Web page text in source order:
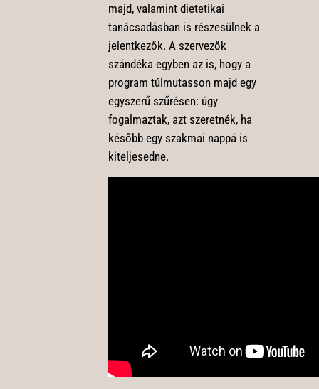
majd, valamint dietetikai
tanácsadásban is részesülnek a
jelentkezők. A szervezők
szándéka egyben az is, hogy a
program túlmutasson majd egy
egyszerű szűrésen: úgy
fogalmaztak, azt szeretnék, ha
később egy szakmai nappá is
kiteljesedne.